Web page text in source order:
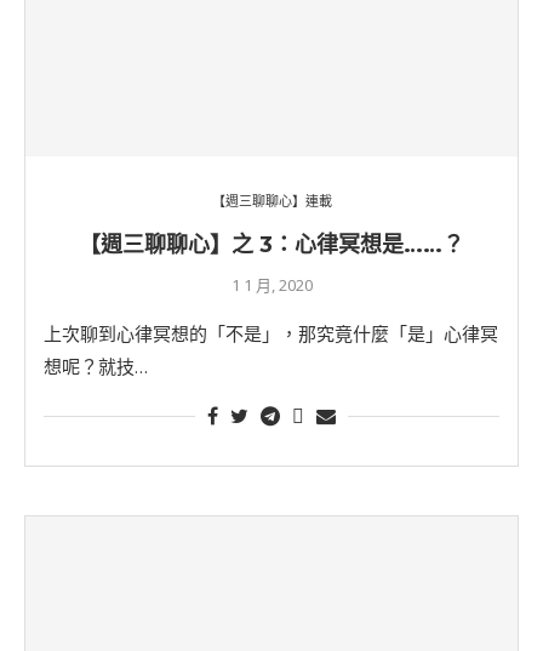
【週三聊聊心】連載
【週三聊聊心】之 3：心律冥想是……？
1 1 月, 2020
上次聊到心律冥想的「不是」，那究竟什麼「是」心律冥
想呢？就技…